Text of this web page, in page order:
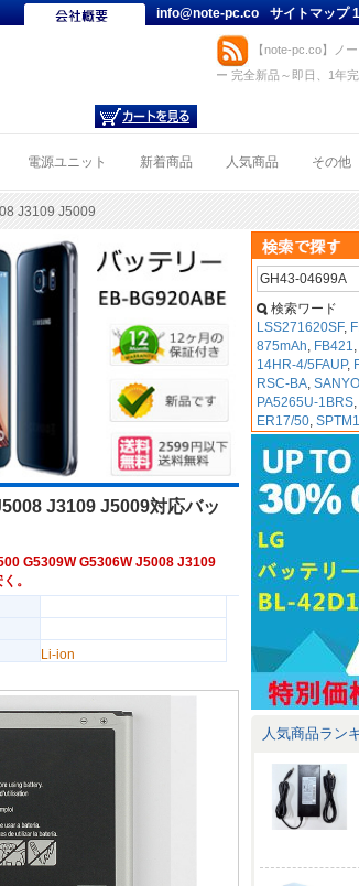
info@note-pc.co サイトマップ
【note-pc.co】ノ
ー 完全新品～即日、1年完
電源ユニット 新着商品 人気商品 その他
J3109 J5009
J3109 J5009対応バッ
G5309W G5306W J5008 J3109
。
Li-ion
検索ワード
LSS271620SF,
875mAh, FB421
14HR-4/5FAUP,
RSC-BA,
PA5265U-1BRS,
ER17/50,
人気商品ラン